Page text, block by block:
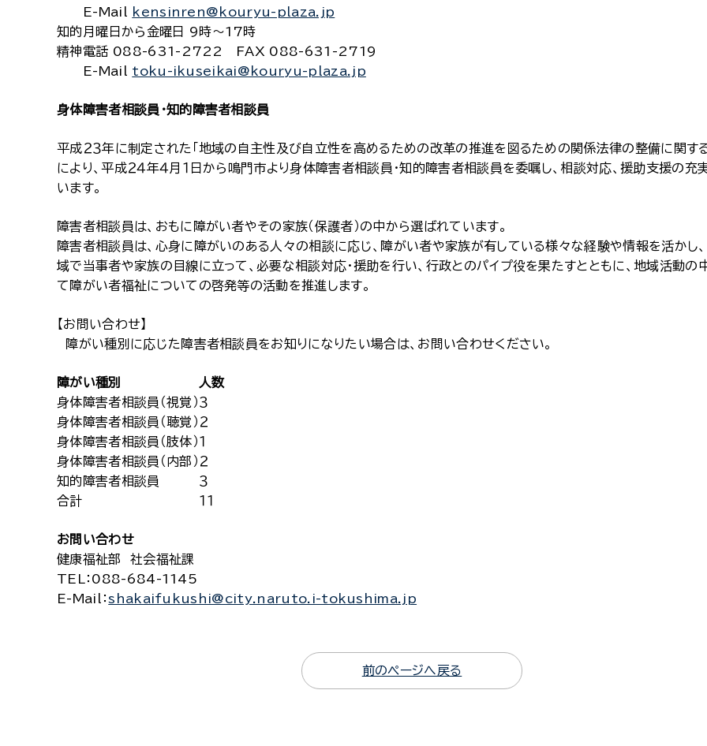
E-Mail
kensinren@kouryu-plaza.jp
知的
精神
月曜日から金曜日 9時～17時
電話 088-631-2722 FAX 088-631-2719
E-Mail toku-ikuseikai@kouryu-plaza.jp
身体障害者相談員・知的障害者相談員
平成２３年に制定された「地域の自主性及び自立性を高めるための改革の推進を図るための関係法律の整備に関す
により、平成２４年４月１日から鳴門市より身体障害者相談員・知的障害者相談員を委嘱し、相談対応、援助支援の充
います。
障害者相談員は、おもに障がい者やその家族（保護者）の中から選ばれています。
障害者相談員は、心身に障がいのある人々の相談に応じ、障がい者や家族が有している様々な経験や情報を活かし
域で当事者や家族の目線に立って、必要な相談対応・援助を行い、行政とのパイプ役を果たすとともに、地域活動の
て障がい者福祉についての啓発等の活動を推進します。
【お問い合わせ】
障がい種別に応じた障害者相談員をお知りになりたい場合は、お問い合わせください。
障がい種別
人数
身体障害者相談員（視覚）３
身体障害者相談員（聴覚） ２
身体障害者相談員（肢体）１
身体障害者相談員（内部） ２
知的障害者相談員
３
合計
１１
お問い合わせ
健康福祉部 社会福祉課
TEL
：088-684-1145
E-Mail
： shakaifukushi@city.naruto.i-tokushima.jp
前のページへ戻る